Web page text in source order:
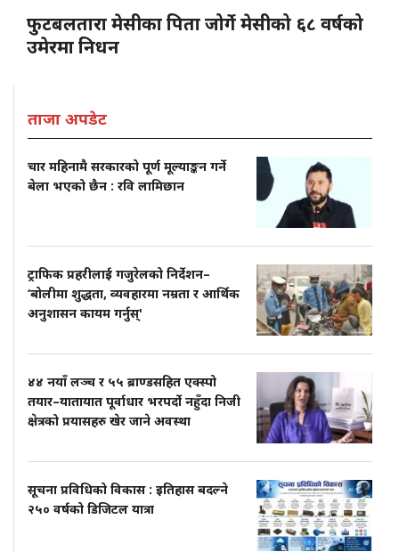
फुटबलतारा मेसीका पिता जोर्गे मेसीको ६८ वर्षको
उमेरमा निधन
ताजा अपडेट
चार महिनामै सरकारको पूर्ण मूल्याङ्कन गर्ने
बेला भएको छैन : रवि लामिछान
ट्राफिक प्रहरीलाई गजुरेलको निर्देशन–
‘बोलीमा शुद्धता, व्यवहारमा नम्रता र आर्थिक
अनुशासन कायम गर्नुस्'
४४ नयाँ लञ्च र ५५ ब्राण्डसहित एक्स्पो
तयार–यातायात पूर्वाधार भरपर्दो नहुँदा निजी
क्षेत्रको प्रयासहरु खेर जाने अवस्था
सूचना प्रविधिको विकास : इतिहास बदल्ने
२५० वर्षको डिजिटल यात्रा